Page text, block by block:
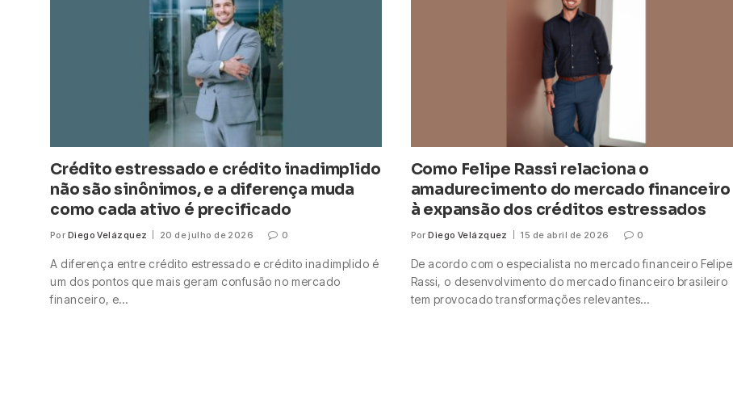
Crédito estressado e crédito inadimplido
não são sinônimos, e a diferença muda
como cada ativo é precificado
Por Diego Velázquez 20 de julho de 2026 0
A diferença entre crédito estressado e crédito inadimplido é
um dos pontos que mais geram confusão no mercado
financeiro, e…
Como Felipe Rassi relaciona o
amadurecimento do mercado financeiro
à expansão dos créditos estressados
Por Diego Velázquez 15 de abril de 2026 0
De acordo com o especialista no mercado financeiro Felipe
Rassi, o desenvolvimento do mercado financeiro brasileiro
tem provocado transformações relevantes…